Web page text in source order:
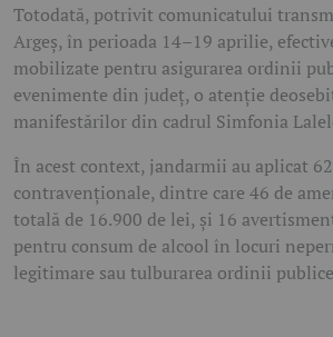
Totodată, potrivit comunicatului
Argeș, în perioada 14–19 aprilie,
mobilizate pentru asigurarea ordinii
evenimente din județ, o atenție
manifestărilor din cadrul Simfonia
În acest context, jandarmii au aplicat
contravenționale, dintre care 46 de
totală de 16.900 de lei, și 16
pentru consum de alcool în locuri
legitimare sau tulburarea ordinii